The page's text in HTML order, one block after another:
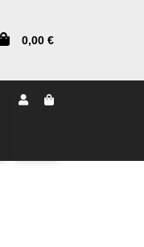
0,00 €